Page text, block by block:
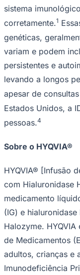
Fluminense
sistema
corretamente.1
genéticas,
variam e podem
persistentes e
levando a longos
apesar de
Estados Unidos, a
pessoas.4
Sobre o HYQVIA®
HYQVIA® [Infusão
com Hialuronidase
medicamento
(IG) e
Halozyme.
de Medicamentos
adultos, crianças e
Imunodeficiência